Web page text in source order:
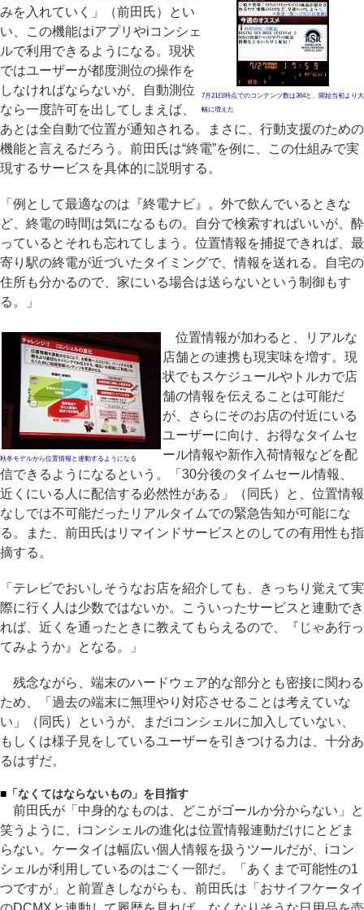
7月21日時点でのコンテンツ数は364と、開始当初より大
幅に増えた
みを入れていく」（前田氏）とい
い、この機能はiアプリやiコンシェ
ルで利用できるようになる。現状
ではユーザーが都度測位の操作を
しなければならないが、自動測位
なら一度許可を出してしまえば、
あとは全自動で位置が通知される。まさに、行動支援のための
機能と言えるだろう。前田氏は“終電”を例に、この仕組みで実
現するサービスを具体的に説明する。
「例として最適なのは『終電ナビ』。外で飲んでいるときな
ど、終電の時間は気になるもの。自分で検索すればいいが、酔
っているとそれも忘れてしまう。位置情報を捕捉できれば、最
寄り駅の終電が近づいたタイミングで、情報を送れる。自宅の
住所も分かるので、家にいる場合は送らないという制御もす
る。」
秋冬モデルから位置情報と連動するようになる
位置情報が加わると、リアルな
店舗との連携も現実味を増す。現
状でもスケジュールやトルカで店
舗の情報を伝えることは可能だ
が、さらにそのお店の付近にいる
ユーザーに向け、お得なタイムセ
ール情報や新作入荷情報などを配
信できるようになるという。「30分後のタイムセール情報、
近くにいる人に配信する必然性がある」（同氏）と、位置情報
なしでは不可能だったリアルタイムでの緊急告知が可能にな
る。また、前田氏はリマインドサービスとのしての有用性も指
摘する。
「テレビでおいしそうなお店を紹介しても、きっちり覚えて実
際に行く人は少数ではないか。こういったサービスと連動でき
れば、近くを通ったときに教えてもらえるので、『じゃあ行っ
てみようか』となる。」
残念ながら、端末のハードウェア的な部分とも密接に関わる
ため、「過去の端末に無理やり対応させることは考えていな
い」（同氏）というが、まだiコンシェルに加入していない、
もしくは様子見をしているユーザーを引きつける力は、十分あ
るはずだ。
■ 「なくてはならないもの」を目指す
前田氏が「中身的なものは、どこがゴールか分からない」と
笑うように、iコンシェルの進化は位置情報連動だけにとどま
らない。ケータイは幅広い個人情報を扱うツールだが、iコン
シェルが利用しているのはごく一部だ。「あくまで可能性の1
つですが」と前置きしながらも、前田氏は「おサイフケータイ